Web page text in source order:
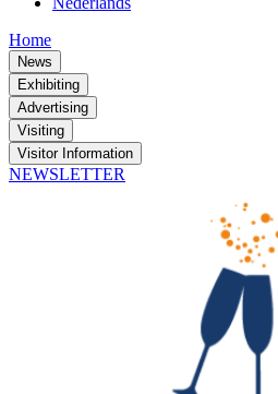
Home
News
Exhibiting
Advertising
Visiting
Visitor Information
NEWSLETTER